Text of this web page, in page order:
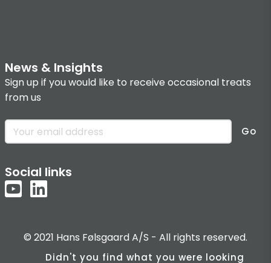
News & Insights
Sign up if you would like to receive occasional treats
from us
Go
Social links
© 2021 Hans Følsgaard A/S - All rights reserved.
Didn't you find what you were looking